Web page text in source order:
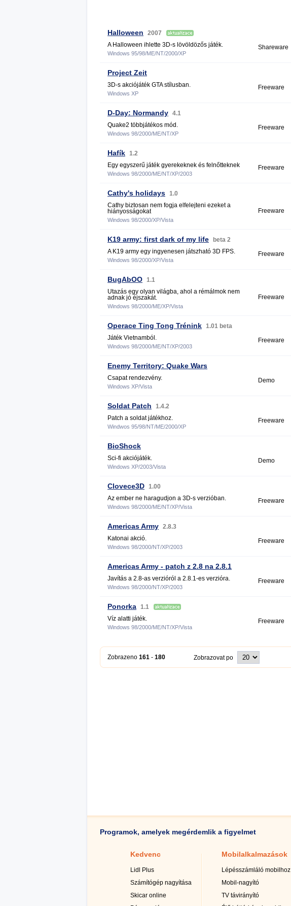
Halloween
2007
A Halloween ihlette 3D-s lövöldözős játék.
Windows 95/98/ME/NT/2000/XP
Shareware
Project Zeit
3D-s akciójáték GTA stílusban.
Windows XP
Freeware
D-Day: Normandy 4.1
Quake2 többjátékos mód.
Windows 98/2000/ME/NT/XP
Freeware
Hafík 1.2
Egy egyszerű játék gyerekeknek és felnőtteknek
Windows 98/2000/ME/NT/XP/2003
Freeware
Cathy's holidays 1.0
Cathy biztosan nem fogja elfelejteni ezeket a
hiányosságokat
Windows 98/2000/XP/Vista
Freeware
K19 army: first dark of my life
beta 2
A K19 army egy ingyenesen játszható 3D FPS.
Windows 98/2000/XP/Vista
Freeware
BugAbOO 1.1
Utazás egy olyan világba, ahol a rémálmok nem
adnak jó éjszakát.
Windows 98/2000/ME/XP/Vista
Freeware
Operace Ting Tong Trénink 1.01 beta
Játék Vietnamból.
Windows 98/2000/ME/NT/XP/2003
Freeware
Enemy Territory: Quake Wars
Csapat rendezvény.
Windows XP/Vista
Demo
Soldat Patch
1.4.2
Patch a soldat játékhoz.
Windwos 95/98/NT/ME/2000/XP
Freeware
BioShock
Sci-fi akciójáték.
Windows XP/2003/Vista
Demo
Clovece3D 1.00
Az ember ne haragudjon a 3D-s verzióban.
Windows 98/2000/ME/NT/XP/Vista
Freeware
Americas Army 2.8.3
Katonai akció.
Windows 98/2000/NT/XP/2003
Freeware
Americas Army - patch z 2.8 na 2.8.1
Javítás a 2.8-as verzióról a 2.8.1-es verzióra.
Windows 98/2000/NT/XP/2003
Freeware
Ponorka 1.1
Víz alatti játék.
Windows 98/2000/ME/NT/XP/Vista
Freeware
Zobrazeno 161 - 180 Zobrazovat po
Programok, amelyek megérdemlik a figyelmet
Kedvenc
Lidl Plus
Számítógép nagyítása
Skicar online
Mobilalkalmazások
Lépésszámláló mobilhoz
Mobil-nagyító
TV távirányító